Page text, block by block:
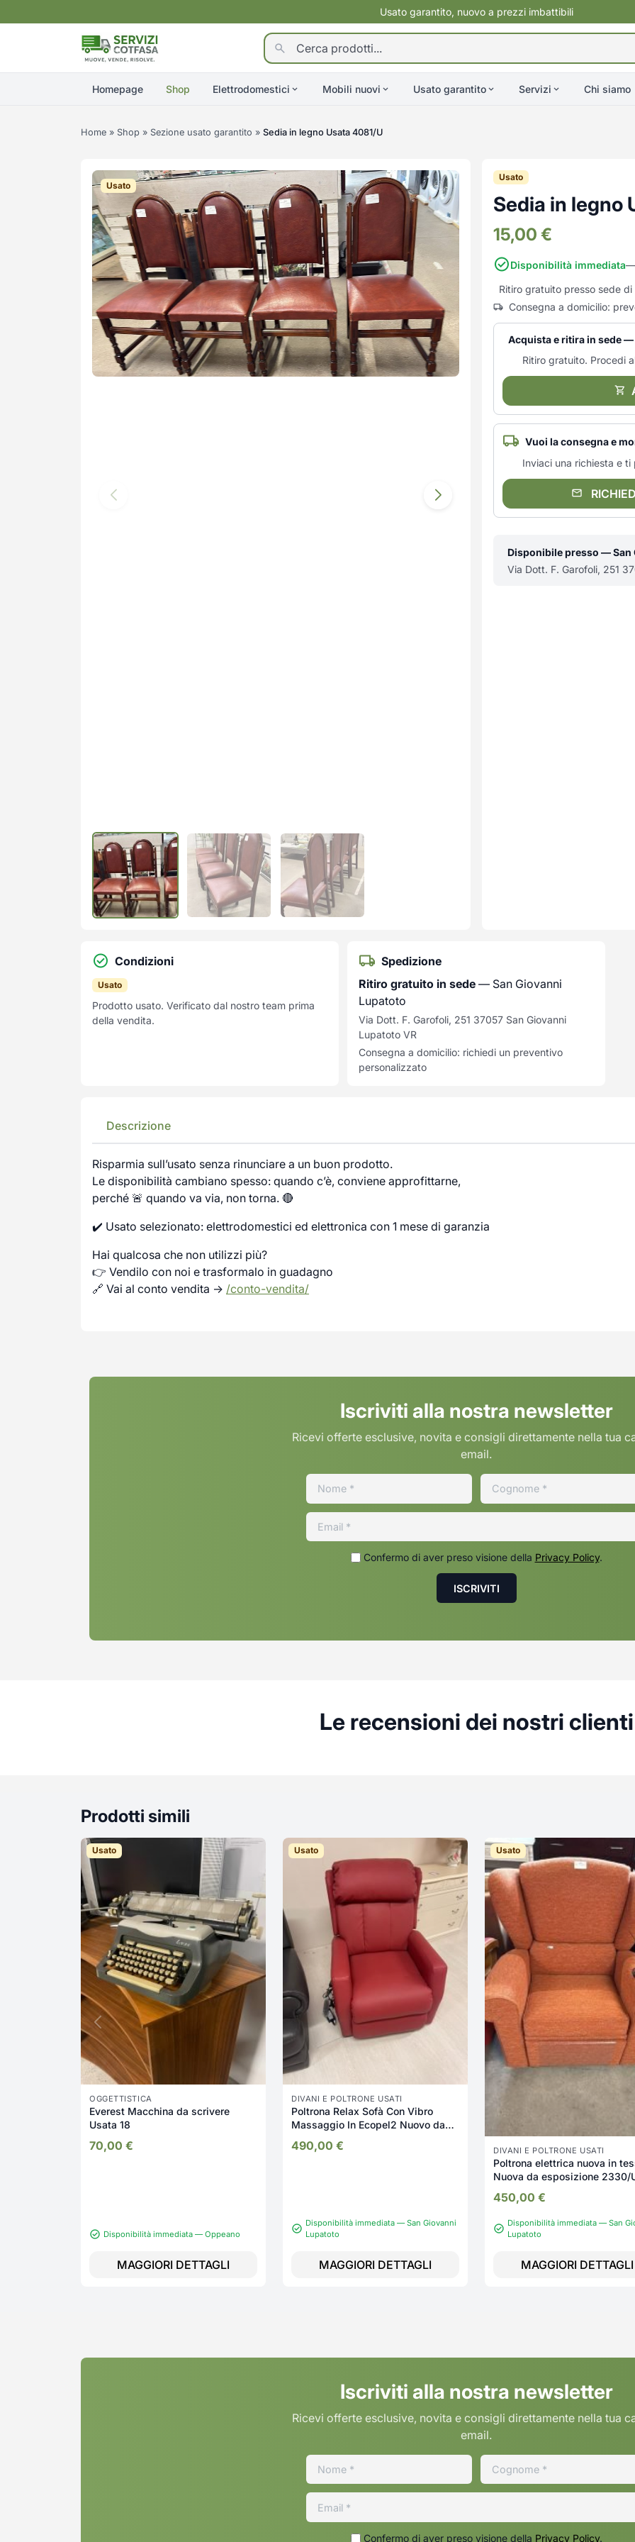
Usato garantito, nuovo a prezzi imbattibili
Homepage Shop Elettrodomestici Mobili nuovi Usato garantito Servizi Chi siamo
Home » Shop » Sezione usato garantito » Sedia in legno Usata 4081/U
Usato
Usato
Sedia in legno
15,00 €
Disponibilità immediata—
Ritiro gratuito presso sede
Consegna a domicilio:
Acquista e ritira in sede
Ritiro gratuito. Procedi
Vuoi la consegna e
Inviaci una richiesta e
Disponibile presso — San
Via Dott. F. Garofoli, 251
Condizioni
Usato
Prodotto usato. Verificato dal nostro team prima
della vendita.
Spedizione
Ritiro gratuito in sede — San Giovanni
Lupatoto
Via Dott. F. Garofoli, 251 37057 San Giovanni
Lupatoto VR
Consegna a domicilio: richiedi un preventivo
personalizzato
Descrizione
Risparmia sull’usato senza rinunciare a un buon prodotto.
Le disponibilità cambiano spesso: quando c’è, conviene approfittarne,
perché 🚨 quando va via, non torna. 🔴
✔️ Usato selezionato: elettrodomestici ed elettronica con 1 mese di garanzia
Hai qualcosa che non utilizzi più?
👉 Vendilo con noi e trasformalo in guadagno
🔗 Vai al conto vendita → /conto-vendita/
Iscriviti alla nostra newsletter
Ricevi offerte esclusive, novita e consigli direttamente nella tua
email.
Confermo di aver preso visione della Privacy Policy.
Le recensioni dei nostri clienti
Prodotti simili
Usato
OGGETTISTICA
Everest Macchina da scrivere
Usata 18
70,00 €
Disponibilità immediata — Oppeano
MAGGIORI DETTAGLI
Usato
DIVANI E POLTRONE USATI
Poltrona Relax Sofà Con Vibro
Massaggio In Ecopel2 Nuovo da
490,00 €
Disponibilità immediata — San Giovanni
Lupatoto
MAGGIORI DETTAGLI
Usato
DIVANI E POLTRONE USATI
Poltrona elettrica nuova in
Nuova da esposizione 2330/
450,00 €
Disponibilità immediata — San
Lupatoto
MAGGIORI DETTAGLI
Iscriviti alla nostra newsletter
Ricevi offerte esclusive, novita e consigli direttamente nella tua
email.
Confermo di aver preso visione della Privacy Policy.